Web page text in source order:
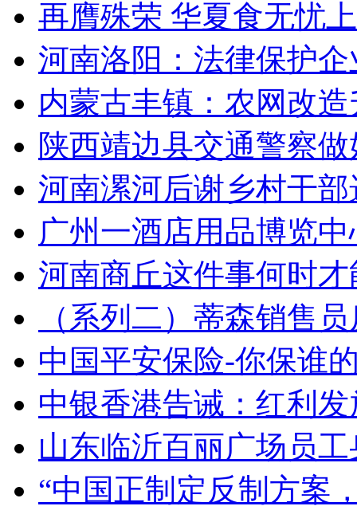
再膺殊荣 华夏食无忧
河南洛阳：法律保护
内蒙古丰镇：农网改
陕西靖边县交通警察
河南漯河后谢乡村干
广州一酒店用品博览
河南商丘这件事何时
（系列二）蒂森销售
中国平安保险-你保谁
中银香港告诫：红利
山东临沂百丽广场员
“中国正制定反制方案